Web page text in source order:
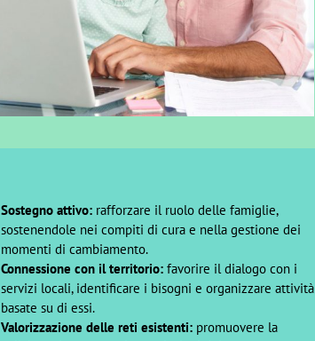
Sostegno attivo:rafforzare il ruolo delle famiglie,
sostenendole nei compiti di cura e nella gestione dei
momenti di cambiamento.
Connessione con il territorio:favorire il dialogo con i
servizi locali, identificare i bisogni e organizzare attività
basate su di essi.
Valorizzazione delle reti esistenti:promuovere la